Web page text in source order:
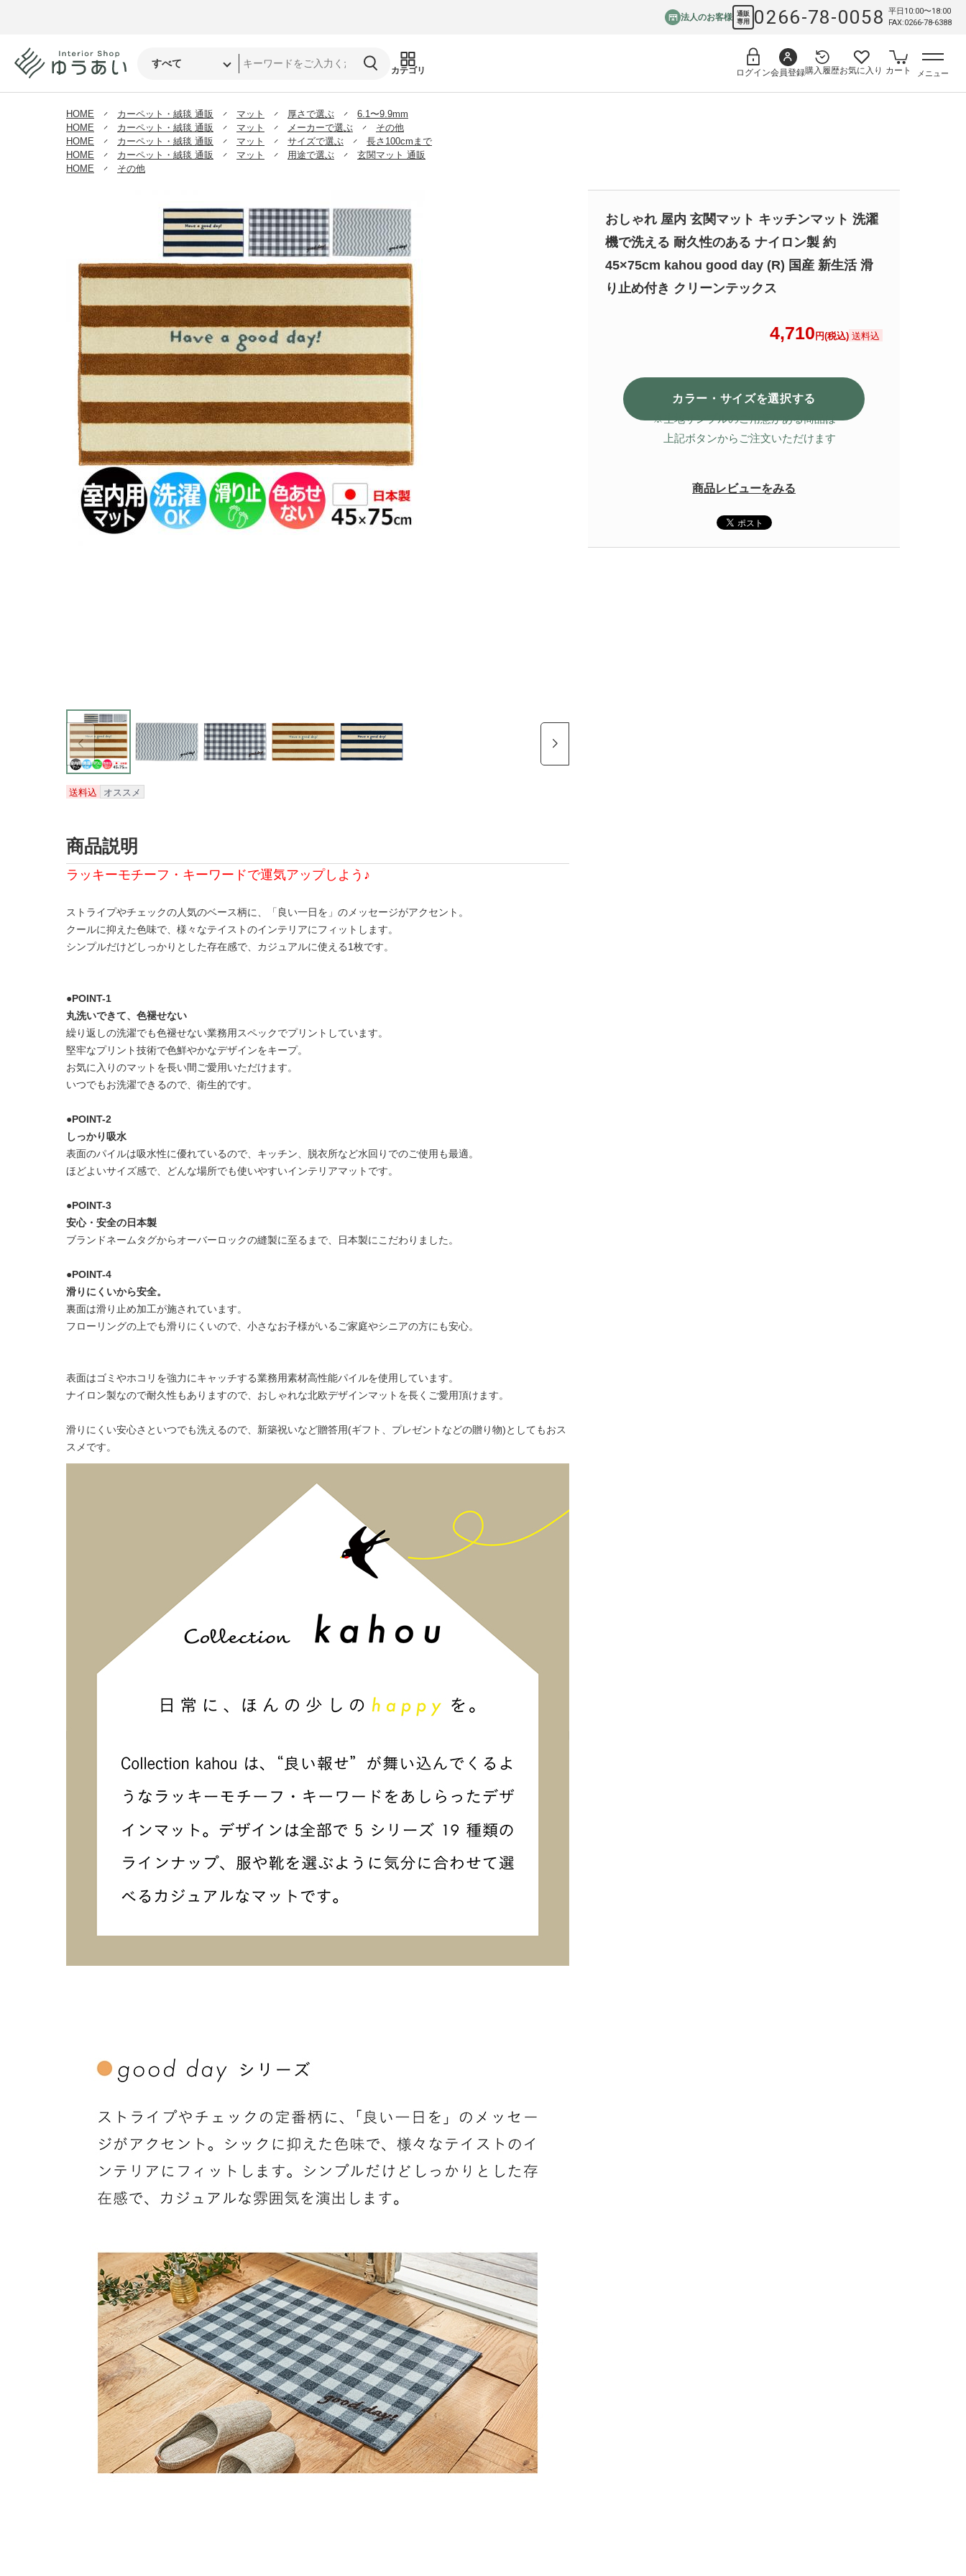
法人のお客様 通販
専用
0266-78-0058
平日10:00〜18:00
FAX:0266-78-6388
カテゴリ ログイン会員登録購入履歴お気に入り カート メニュー
HOME カーペット・絨毯 通販 マット 厚さで選ぶ
6.1〜9.9mm
HOME
カーペット・絨毯 通販 マット メーカーで選ぶ
その他
HOME
カーペット・絨毯 通販 マット サイズで選ぶ
長さ100cmまで
HOME
カーペット・絨毯 通販 マット 用途で選ぶ
玄関マット 通販
HOME
その他
送料込 オススメ
商品説明
ラッキーモチーフ・キーワードで運気アップしよう♪
ストライプやチェックの人気のベース柄に、「良い一日を」のメッセージがアクセント。
クールに抑えた色味で、様々なテイストのインテリアにフィットします。
シンプルだけどしっかりとした存在感で、カジュアルに使える1枚です。
●POINT-1
丸洗いできて、色褪せない
繰り返しの洗濯でも色褪せない業務用スペックでプリントしています。
堅牢なプリント技術で色鮮やかなデザインをキープ。
お気に入りのマットを長い間ご愛用いただけます。
いつでもお洗濯できるので、衛生的です。
●POINT-2
しっかり吸水
表面のパイルは吸水性に優れているので、キッチン、脱衣所など水回りでのご使用も最適。
ほどよいサイズ感で、どんな場所でも使いやすいインテリアマットです。
●POINT-3
安心・安全の日本製
ブランドネームタグからオーバーロックの縫製に至るまで、日本製にこだわりました。
●POINT-4
滑りにくいから安全。
裏面は滑り止め加工が施されています。
フローリングの上でも滑りにくいので、小さなお子様がいるご家庭やシニアの方にも安心。
表面はゴミやホコリを強力にキャッチする業務用素材高性能パイルを使用しています。
ナイロン製なので耐久性もありますので、おしゃれな北欧デザインマットを長くご愛用頂けます。
滑りにくい安心さといつでも洗えるので、新築祝いなど贈答用(ギフト、プレゼントなどの贈り物)としてもおス
スメです。
おしゃれ 屋内 玄関マット キッチンマット 洗濯
機で洗える 耐久性のある ナイロン製 約
45×75cm kahou good day (R) 国産 新生活 滑
り止め付き クリーンテックス
4,710 円(税込) 送料込
カラー・サイズを選択する
※生地サンプルのご用意がある商品は
上記ボタンからご注文いただけます
商品レビューをみる